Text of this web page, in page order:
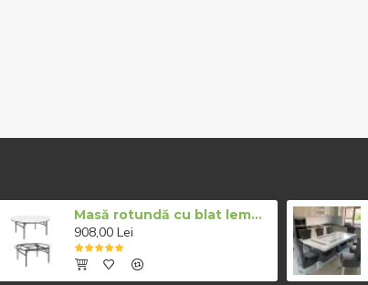
Masă rotundă cu blat lemn pentru restaurant
908,00 Lei